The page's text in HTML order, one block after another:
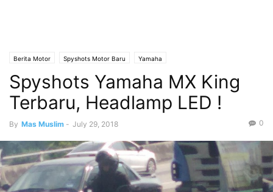
Berita Motor Spyshots Motor Baru Yamaha
Spyshots Yamaha MX King
Terbaru, Headlamp LED !
By Mas Muslim - July 29, 2018 0